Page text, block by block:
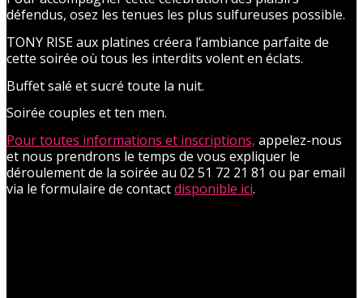
défendus, osez les tenues les plus sulfureuses possible.
TONY RISE aux platines créera l’ambiance parfaite de
cette soirée où tous les interdits volent en éclats.
Buffet salé et sucré toute la nuit.
Soirée couples et ten men.
Pour toutes informations et inscriptions, appelez-nous
et nous prendrons le temps de vous expliquer le
déroulement de la soirée au 02 51 72 21 81 ou par email
via le formulaire de contactdisponible ici.